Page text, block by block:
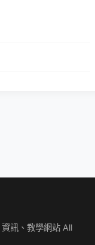
訊、教學網站 All